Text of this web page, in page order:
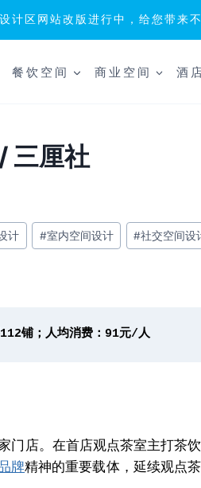
计区网站改版进行中，给您带来
餐饮空间 商业空间 酒
三厘社
计 #室内空间设计 #社交空间设
铺；人均消费：91元/人
门店。在首店观点茶室主打茶
牌精神的重要载体，延续观点